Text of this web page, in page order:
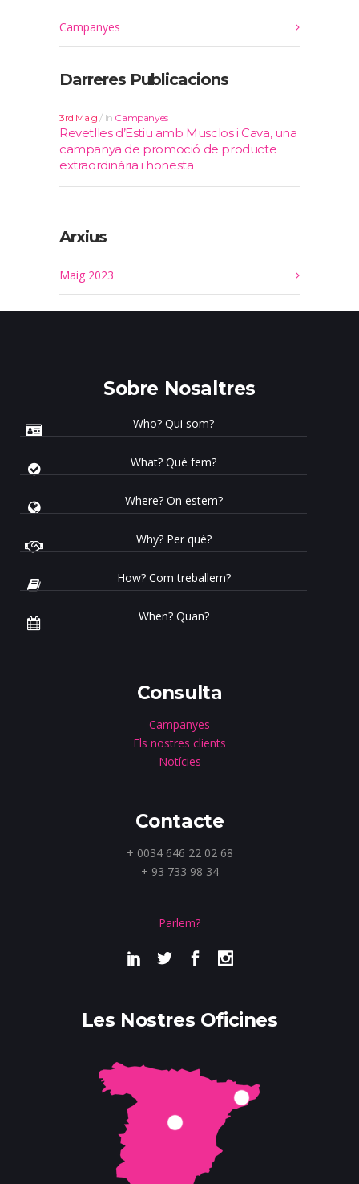
Campanyes
Darreres Publicacions
3rd Maig In Campanyes
Revetlles d’Estiu amb Musclos i Cava, una
campanya de promoció de producte
extraordinària i honesta
Arxius
Maig 2023
Sobre Nosaltres
Who? Qui som?
What? Què fem?
Where? On estem?
Why? Per què?
How? Com treballem?
When? Quan?
Consulta
Campanyes
Els nostres clients
Notícies
Contacte
+ 0034 646 22 02 68
+ 93 733 98 34
Parlem?
Les Nostres Oficines